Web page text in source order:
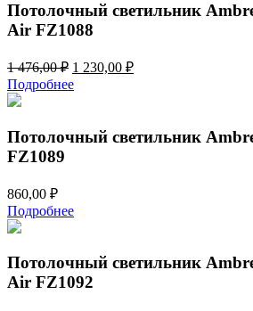
Потолочный светильник
Air FZ1088
1 476,00₽ Первоначальная
цена
составляла
476,00 ₽.
1 230,00 ₽Текущая
Подробнее
Потолочный светильник
FZ1089
860,00 ₽
Подробнее
Потолочный светильник
Air FZ1092